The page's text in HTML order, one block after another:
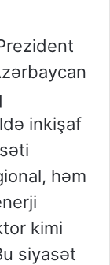
inkişaf
həm
kimi
siyasət